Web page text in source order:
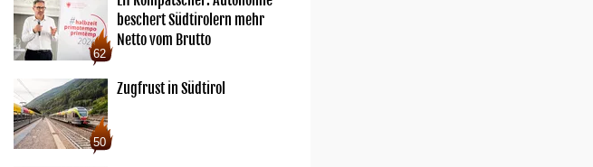
62
beschert Südtirolern mehr
Netto vom Brutto
50
Zugfrust in Südtirol